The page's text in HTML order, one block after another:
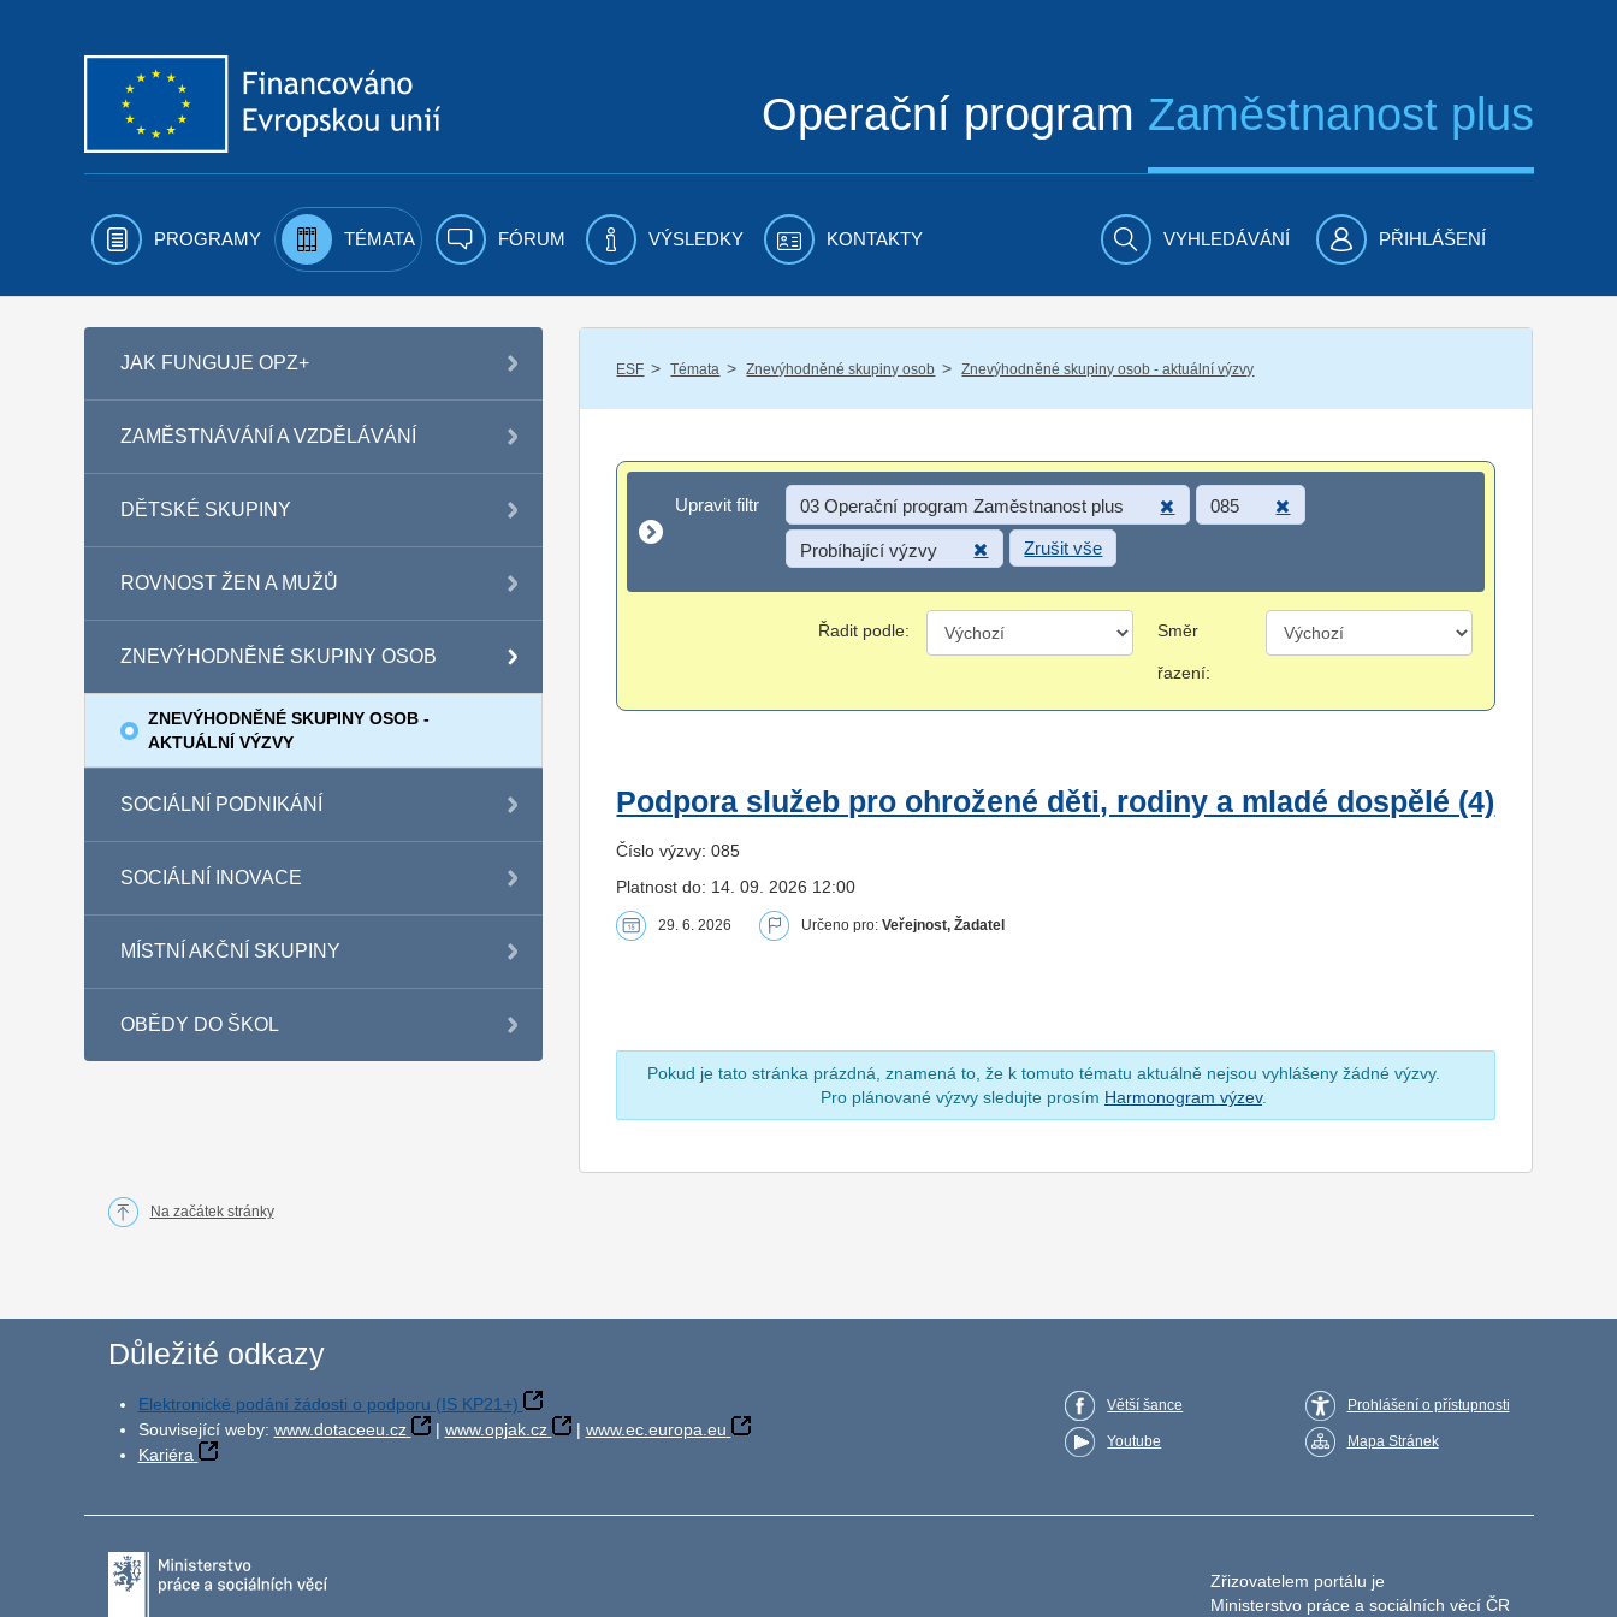
Operační program Zaměstnanost plus
PROGRAMY TÉMATA FÓRUM VÝSLEDKY KONTAKTY VYHLEDÁVÁNÍ PŘIHLÁŠENÍ
JAK FUNGUJE OPZ+
ZAMĚSTNÁVÁNÍ A VZDĚLÁVÁNÍ
DĚTSKÉ SKUPINY
ROVNOST ŽEN A MUŽŮ
ZNEVÝHODNĚNÉ SKUPINY OSOB
ZNEVÝHODNĚNÉ SKUPINY OSOB -
AKTUÁLNÍ VÝZVY
SOCIÁLNÍ PODNIKÁNÍ
SOCIÁLNÍ INOVACE
MÍSTNÍ AKČNÍ SKUPINY
OBĚDY DO ŠKOL
ESF / Témata / Znevýhodněné skupiny osob / Znevýhodněné skupiny osob - aktuální výzvy
Upravit filtr
Upravit filtr 03 Operační program Zaměstnanost plus 085
Probíhající výzvy Zrušit vše
Řadit podle: Směr
řazení:
Podpora služeb pro ohrožené děti, rodiny a mladé dospělé (4)
Číslo výzvy: 085
Platnost do: 14. 09. 2026 12:00
29. 6. 2026 Určeno pro:Veřejnost, Žadatel
Pokud je tato stránka prázdná, znamená to, že k tomuto tématu aktuálně nejsou vyhlášeny žádné výzvy.
Pro plánované výzvy sledujte prosím Harmonogram výzev.
Na začátek stránky
Důležité odkazy
Elektronické podání žádosti o podporu (IS KP21+)
Související weby: www.dotaceeu.cz | www.opjak.cz | www.ec.europa.eu
Kariéra
Větší šance
Youtube
Prohlášení o přístupnosti
Mapa Stránek
Zřizovatelem portálu je
Ministerstvo práce a sociálních věcí ČR